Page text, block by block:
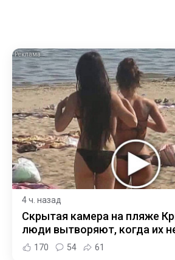
4 ч. назад
Скрытая камера на пляже
люди вытворяют, когда их
170 54 61